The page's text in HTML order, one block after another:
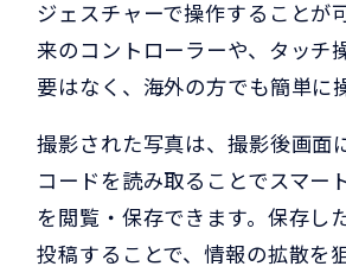
ジェスチャーで操作することが
来のコントローラーや、タッチ
要はなく、海外の方でも簡単に
撮影された写真は、撮影後画面
コードを読み取ることでスマー
を閲覧・保存できます。保存し
投稿することで、情報の拡散を